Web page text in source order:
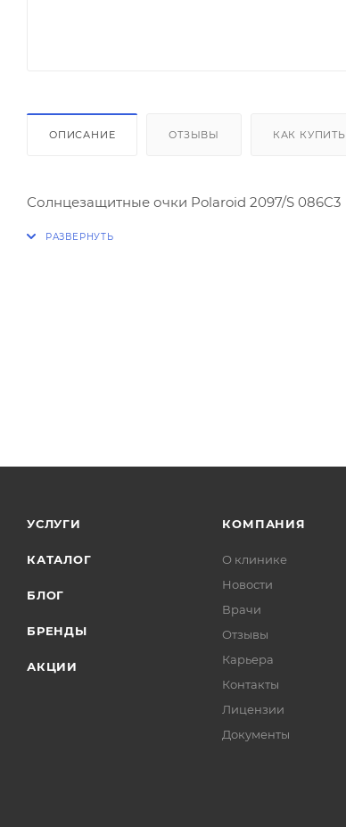
ОПИСАНИЕ ОТЗЫВЫ КАК КУПИТЬ
Солнцезащитные очки Polaroid 2097/S 086C3
УСЛУГИ
КАТАЛОГ
БЛОГ
БРЕНДЫ
АКЦИИ
КОМПАНИЯ
О клинике
Новости
Врачи
Отзывы
Карьера
Контакты
Лицензии
Документы